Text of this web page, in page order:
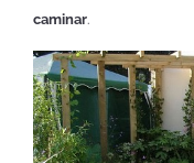
caminar.